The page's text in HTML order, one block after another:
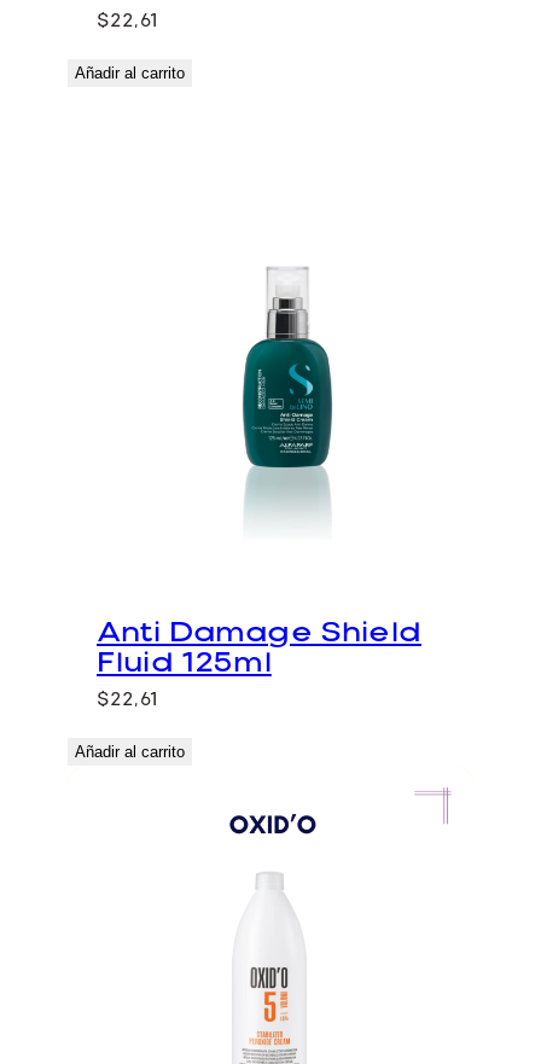
$22,61
Añadir al carrito
Anti Damage Shield
Fluid 125ml
$22,61
Añadir al carrito